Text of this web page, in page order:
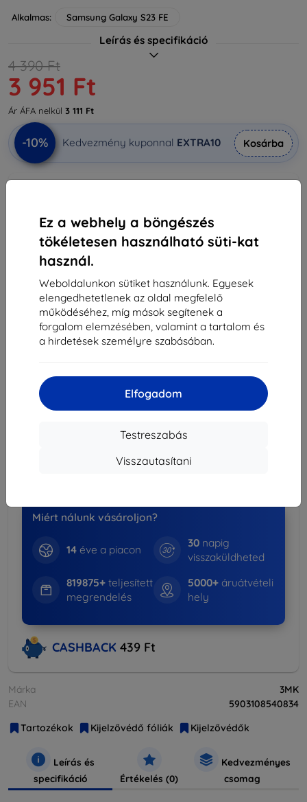
Ez a webhely a böngészés
tökéletesen használható süti-kat
használ.
Weboldalunkon sütiket használunk. Egyesek
elengedhetetlenek az oldal megfelelő
működéséhez, míg mások segítenek a
forgalom elemzésében, valamint a tartalom és
a hirdetések személyre szabásában.
Elfogadom
Testreszabás
Visszautasítani
Alkalmas: Samsung Galaxy S23 FE
Leírás és specifikáció
4 390 Ft
3 951 Ft
Ár ÁFA nelkül 3 111 Ft
-10% Kedvezmény kuponnal EXTRA10 Kosárba
Mennyiségi kedvezmények
2db
10%
3db+
15%
Szállítás 14. augusztus - 17. augusztus
Szállítási költség-tól990 Ft
(Ingyenes 30 000
Ft)
Kedvezményes csomag
Tokok + Kijelzővédők
Miért nálunk vásároljon?
14éve a piacon
30 napig
visszaküldheted
819875+teljesített
megrendelés
5000+ áruátvételi
hely
CASHBACK 439 Ft
Márka
3MK
EAN
5903108540834
Tartozékok
Kijelzővédő fóliák Kijelzővédők
Leírás és
specifikáció
Értékelés (0)
Kedvezményes
csomag